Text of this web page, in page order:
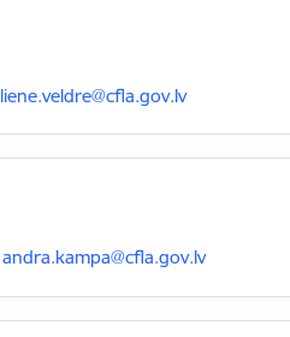
E-pasts:
liene.veldre@cfla.gov.lv
E-pasts:
andra.kampa@cfla.gov.lv